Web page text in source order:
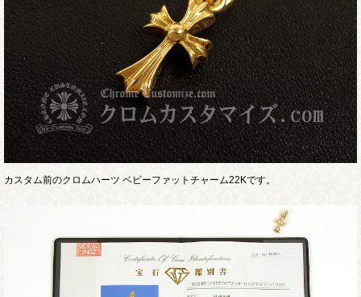
カスタム前のクロムハーツ ベビーファットチャーム22Kです。